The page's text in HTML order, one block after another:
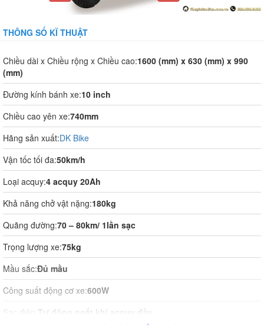
THÔNG SỐ KĨ THUẬT
Chiều dài x Chiều rộng x Chiều cao:1600 (mm) x 630 (mm) x 990
(mm)
Đường kính bánh xe:10 inch
Chiều cao yên xe:740mm
Hãng sản xuất:DK Bike
Vận tốc tối đa:50km/h
Loại acquy:4 acquy 20Ah
Khả năng chở vật nặng:180kg
Quãng đường:70 – 80km/ 1lần sạc
Trọng lượng xe:75kg
Mầu sắc:Đủ mầu
Công suất động cơ xe:600W
Sạc điện: Tự động ngắt khi acquy đầy